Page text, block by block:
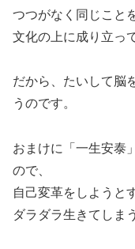
つつがなく同じこと
文化の上に成り立っ
だから、たいして脳
うのです。
おまけに「一生安泰
ので、
自己変革をしようと
ダラダラ生きてしま